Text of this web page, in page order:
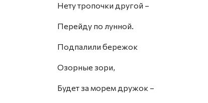
Нету тропочки другой –
Перейду по лунной.
Подпалили бережок
Озорные зори,
Будет за морем дружок –